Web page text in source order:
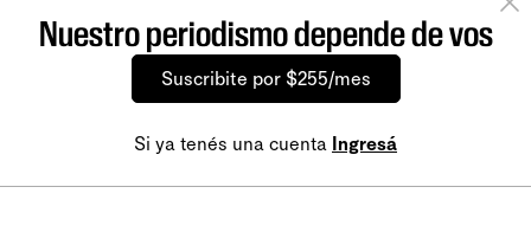
Nuestro periodismo depende de vos
Suscribite por $255/mes
Si ya tenés una cuenta Ingresá